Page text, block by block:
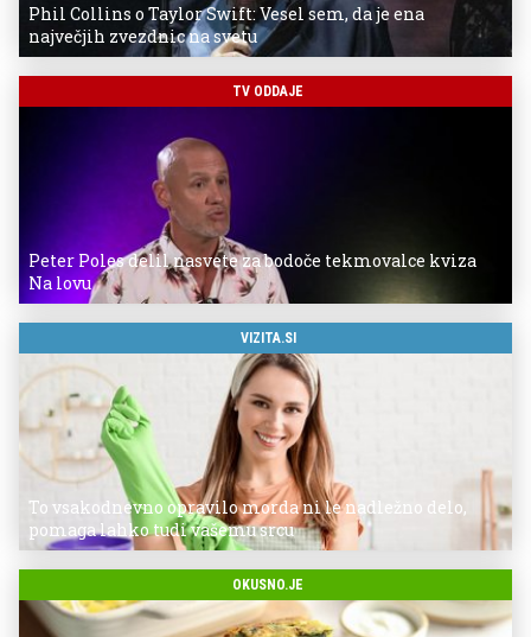
Phil Collins o Taylor Swift: Vesel sem, da je ena
največjih zvezdnic na svetu
TV ODDAJE
Peter Poles delil nasvete za bodoče tekmovalce kviza
Na lovu
VIZITA.SI
To vsakodnevno opravilo morda ni le nadležno delo,
pomaga lahko tudi vašemu srcu
OKUSNO.JE